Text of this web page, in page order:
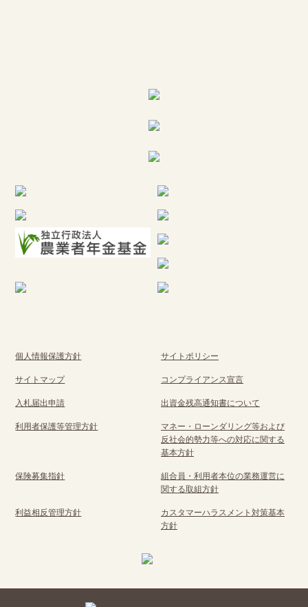
個人情報保護方針 サイトポリシー
サイトマップ コンプライアンス宣言
入札届出申請 出資金残高通知書について
利用者保護等管理方針
マネー・ローンダリング等および
反社会的勢力等への対応に関する
基本方針
保険募集指針
組合員・利用者本位の業務運営に
関する取組方針
利益相反管理方針
カスタマーハラスメント対策基本
方針